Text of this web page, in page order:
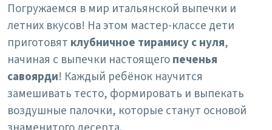
Погружаемся в мир итальянской выпечки и
летних вкусов! На этом мастер-классе дети
приготовят клубничное тирамису с нуля,
начиная с выпечки настоящегопеченья
савоярди! Каждый ребёнок научится
замешивать тесто, формировать и выпекать
воздушные палочки, которые станут основой